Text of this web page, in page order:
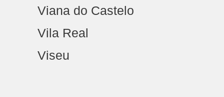
Viana do Castelo
Vila Real
Viseu